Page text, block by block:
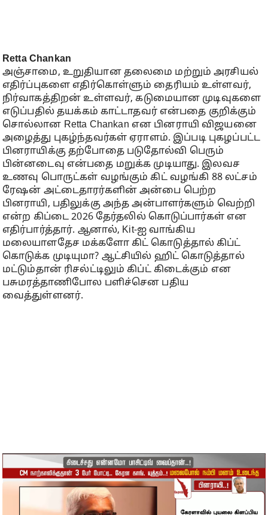
Retta Chankan
அஞ்சாமை, உறுதியான தலைமை மற்றும் அரசியல்
எதிர்ப்புகளை எதிர்கொள்ளும் தைரியம் உள்ளவர்,
நிர்வாகத்திறன் உள்ளவர், கடுமையான முடிவுகளை
எடுப்பதில் தயக்கம் காட்டாதவர் என்பதை குறிக்கும்
சொல்லான Retta Chankan என பினராயி விஜயனை
அழைத்து புகழ்ந்தவர்கள் ஏராளம். இப்படி புகழப்பட்ட
பினராயிக்கு தற்போதை படுதோல்வி பெரும்
பின்னடைவு என்பதை மறுக்க முடியாது. இலவச
உணவு பொருட்கள் வழங்கும் கிட் வழங்கி 88 லட்சம்
ரேஷன் அட்டைதாரர்களின் அன்பை பெற்ற
பினராயி, பதிலுக்கு அந்த அன்பாளர்களும் வெற்றி
என்ற கிப்டை 2026 தேர்தலில் கொடுப்பார்கள் என
எதிர்பார்த்தார். ஆனால், Kit-ஐ வாங்கிய
மலையாளதேச மக்களோ கிட் கொடுத்தால் கிப்ட்
கொடுக்க முடியுமா? ஆட்சியில் ஹிட் கொடுத்தால்
மட்டும்தான் ரிசல்ட்டிலும் கிப்ட் கிடைக்கும் என
பசுமரத்தாணிபோல பளிச்சென பதிய
வைத்துள்ளனர்.